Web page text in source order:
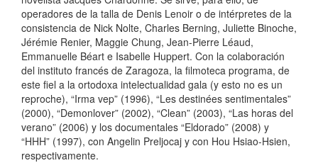
operadores de la talla de Denis Lenoir o de intérpretes de la
consistencia de Nick Nolte, Charles Berning, Juliette Binoche,
Jérémie Renier, Maggie Chung, Jean-Pierre Léaud,
Emmanuelle Béart e Isabelle Huppert. Con la colaboración
del instituto francés de Zaragoza, la filmoteca programa, de
este fiel a la ortodoxa intelectualidad gala (y esto no es un
reproche), “Irma vep” (1996), “Les destinées sentimentales”
(2000), “Demonlover” (2002), “Clean” (2003), “Las horas del
verano” (2006) y los documentales “Eldorado” (2008) y
“HHH” (1997), con Angelin Preljocaj y con Hou Hsiao-Hsien,
respectivamente.